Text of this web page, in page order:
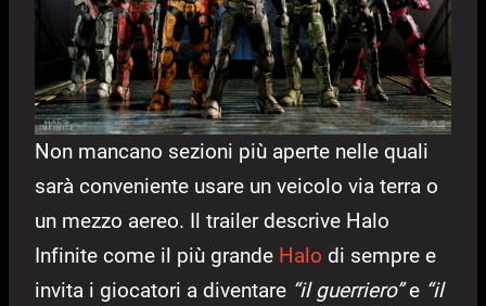
Non mancano sezioni più aperte nelle quali
sarà conveniente usare un veicolo via terra o
un mezzo aereo. Il trailer descrive Halo
Infinite come il più grande Halo di sempre e
invita i giocatori a diventare “il guerriero”e “il